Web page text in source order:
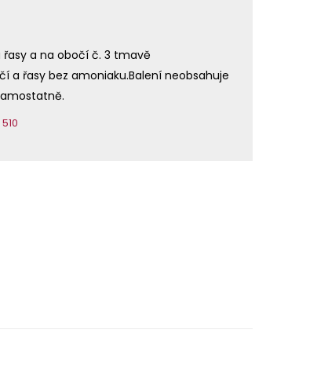
a na obočí č. 3 tmavě
a řasy bez amoniaku.Balení neobsahuje